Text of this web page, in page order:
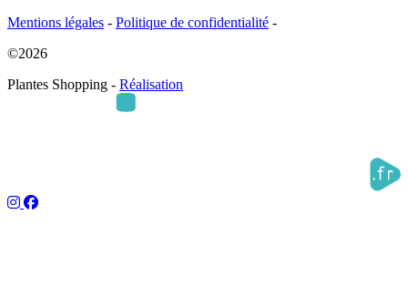
Mentions légales - Politique de confidentialité -
©2026
Plantes Shopping - Réalisation